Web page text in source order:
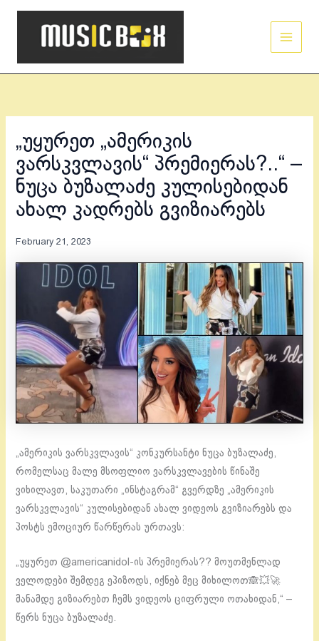
Skip
„უყურეთ „ამერიკის
ვარსკვლავის“ პრემიერას?..“ –
ნუცა ბუზალაძე კულისებიდან
ახალ კადრებს გვიზიარებს
February 21, 2023
„ამერიკის ვარსკვლავის“ კონკურსანტი ნუცა ბუზალაძე,
რომელსაც მალე მსოფლიო ვარსკვლავების წინაშე
ვიხილავთ, საკუთარი „ინსტაგრამ“ გვერდზე „ამერიკის
ვარსკვლავის“ კულისებიდან ახალ ვიდეოს გვიზიარებს და
პოსტს ემოციურ წარწერას ურთავს:
„უყურეთ @americanidol-ის პრემიერას?? მოუთმენლად
ველოდები შემდეგ ეპიზოდს, იქნებ მეც მიხილოთ🙈💥🚀
მანამდე გიზიარებთ ჩემს ვიდეოს ციფრული ოთახიდან,“ –
წერს ნუცა ბუზალაძე.